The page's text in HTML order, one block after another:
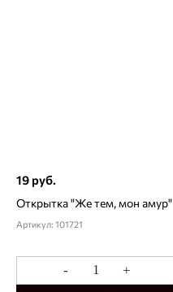
19 руб.
Открытка "Же тем, мон амур"
Артикул: 101721
- +